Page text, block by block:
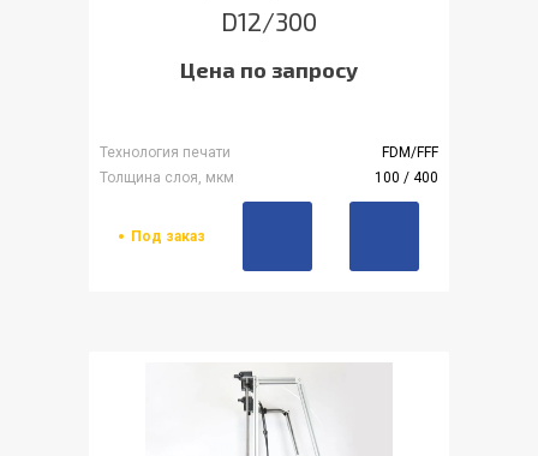
D12/300
Цена по запросу
Технология печати
FDM/FFF
Толщина слоя, мкм
100 / 400
Под заказ